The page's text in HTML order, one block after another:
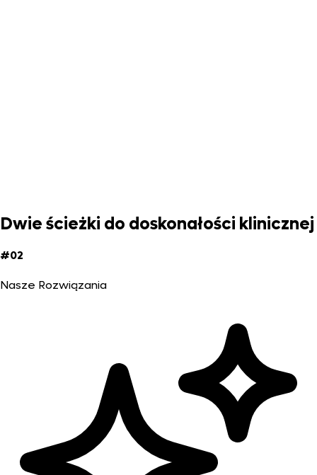
Dwie ścieżki do doskonałości klinicznej
#02
Nasze Rozwiązania